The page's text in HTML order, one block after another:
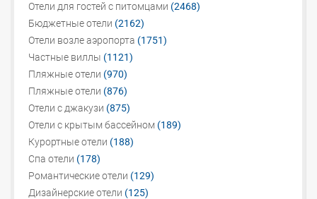
Отели для гостей с питомцами (2468)
Бюджетные отели (2162)
Отели возле аэропорта (1751)
Частные виллы (1121)
Пляжные отели (970)
Пляжные отели (876)
Отели с джакузи (875)
Отели с крытым бассейном (189)
Курортные отели (188)
Спа отели (178)
Романтические отели (129)
Дизайнерские отели (125)